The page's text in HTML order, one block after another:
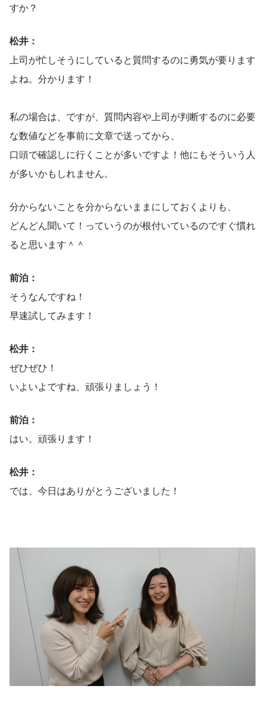
すか？
松井：
上司が忙しそうにしていると質問するのに勇気が要ります
よね。分かります！
私の場合は、ですが、質問内容や上司が判断するのに必要
な数値などを事前に文章で送ってから、
口頭で確認しに行くことが多いですよ！他にもそういう人
が多いかもしれません。
分からないことを分からないままにしておくよりも、
どんどん聞いて！っていうのが根付いているのですぐ慣れ
ると思います＾＾
前泊：
そうなんですね！
早速試してみます！
松井：
ぜひぜひ！
いよいよですね、頑張りましょう！
前泊：
はい。頑張ります！
松井：
では、今日はありがとうございました！